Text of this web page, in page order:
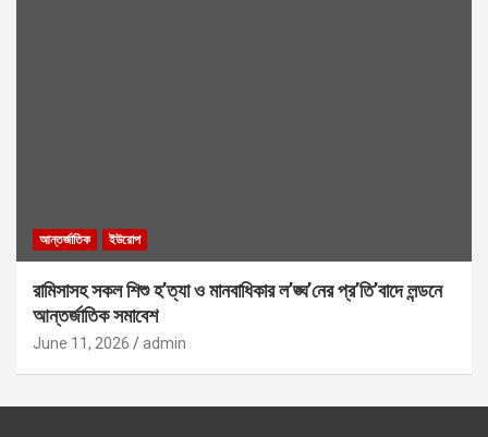
আন্তর্জাতিক ইউরোপ
রামিসাসহ সকল শিশু হ’ত্যা ও মানবাধিকার ল’ঙ্ঘ’নের প্র’তি’বাদে লন্ডনে
আন্তর্জাতিক সমাবেশ
June 11, 2026 admin